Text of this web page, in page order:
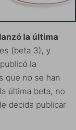
la última
(beta 3), y
la
que no se han
última beta, no
decida publicar